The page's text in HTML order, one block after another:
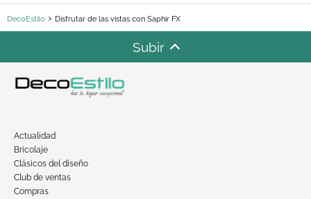
DecoEstilo Disfrutar de las vistas con Saphir FX
Subir
Actualidad
Bricolaje
Clásicos del diseño
Club de ventas
Compras